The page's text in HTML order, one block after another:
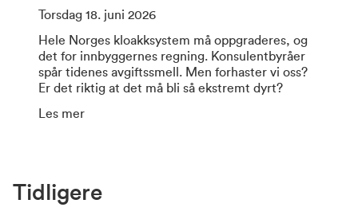
Torsdag 18. juni 2026
Hele Norges kloakksystem må oppgraderes, og
det for innbyggernes regning. Konsulentbyråer
spår tidenes avgiftssmell. Men forhaster vi oss?
Er det riktig at det må bli så ekstremt dyrt?
Les mer
Tidligere